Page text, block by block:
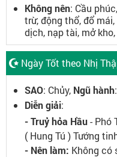
Không nên: Cầu
trừ, động thổ, đổ
dịch, nạp tài, mở
Ngày Tốt theo Nhị
SAO: Chủy, Ngũ hành
Diễn giải:
- Truỷ hỏa Hầu- Phó
( Hung Tú ) Tướng
- Nên làm: Không có